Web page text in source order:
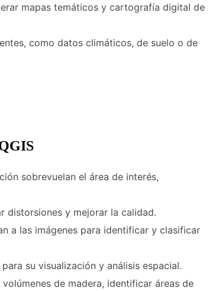
mapas temáticos y cartografía digital de
como datos climáticos, de suelo o de
sobrevuelan el área de interés,
distorsiones y mejorar la calidad.
a las imágenes para identificar y clasificar
su visualización y análisis espacial.
de madera, identificar áreas de